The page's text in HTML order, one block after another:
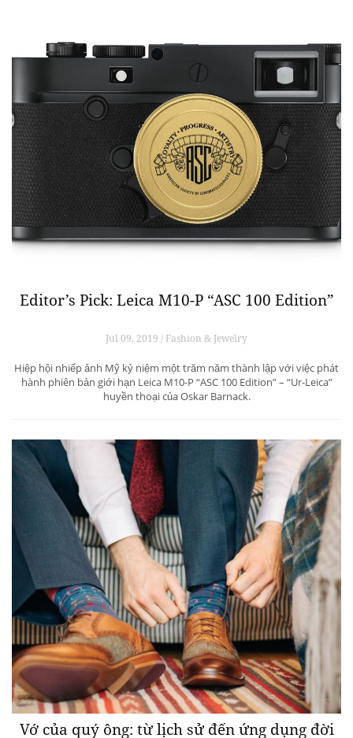
Editor’s Pick: Leica M10-P “ASC 100 Edition”
Jul 09, 2019 / Fashion & Jewelry
Hiệp hội nhiếp ảnh Mỹ kỷ niệm một trăm năm thành lập với việc phát
hành phiên bản giới hạn Leica M10-P “ASC 100 Edition” – “Ur-Leica”
huyền thoại của Oskar Barnack.
Vớ của quý ông: từ lịch sử đến ứng dụng đời